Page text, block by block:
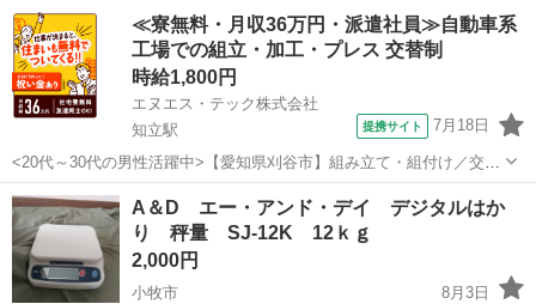
愛知 名古屋市 矢場町駅 生活家電
≪寮無料・月収36万円・派遣社員≫自動車系
工場での組立・加工・プレス 交替制
時給1,800円
エヌエス・テック株式会社
知立駅
提携サイト 7月18日
<20代～30代の男性活躍中>【愛知県刈谷市】組み立て・組付け／交替
制／月収36.2万円以上可能！／ngy143-99 仕事概要 仕事概要 困った時
／トラブル時のサポートも万全 ー・ー・ー・ー・ー・ー 毎週火曜/金
曜 入社...
愛知 刈谷市
A＆D エー・アンド・デイ デジタルはか
り 秤量 SJ-12K 12ｋｇ
2,000円
小牧市
8月3日